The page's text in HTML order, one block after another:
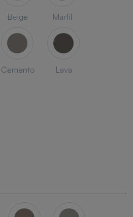
Beige Marfil
Cemento Lava